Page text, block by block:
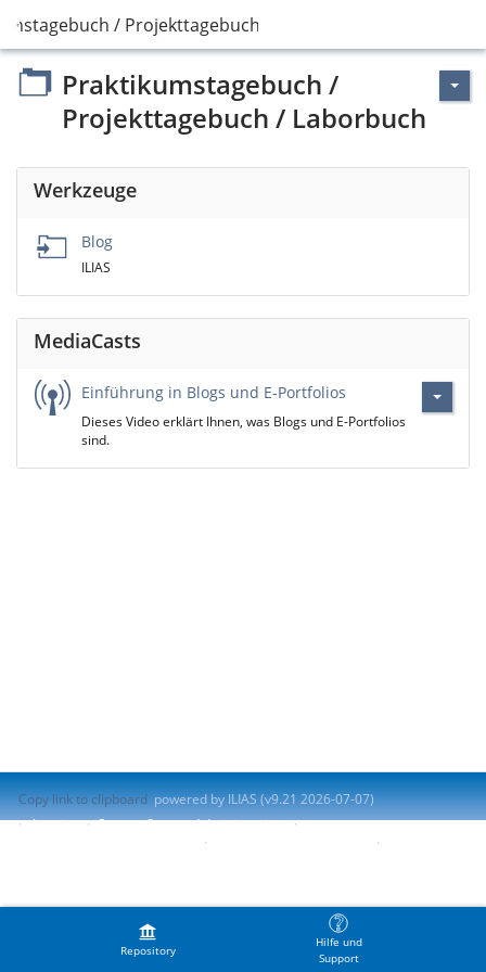
/ Projekttagebuch / Laborbuch
Repository
Hilfe und
Support
Praktikumstagebuch /
Projekttagebuch / Laborbuch
Werkzeuge
Blog
ILIAS
MediaCasts
Einführung in Blogs und E-Portfolios
Dieses Video erklärt Ihnen, was Blogs und E-Portfolios
sind.
Copy link to clipboard powered by ILIAS (v9.21 2026-07-07)
Imprint
Contact System Administration